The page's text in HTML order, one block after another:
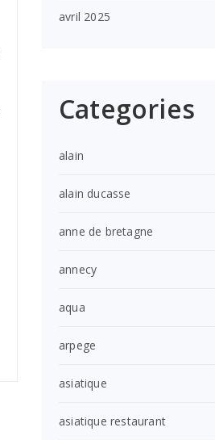
avril 2025
Categories
alain
alain ducasse
anne de bretagne
annecy
aqua
arpege
asiatique
asiatique restaurant